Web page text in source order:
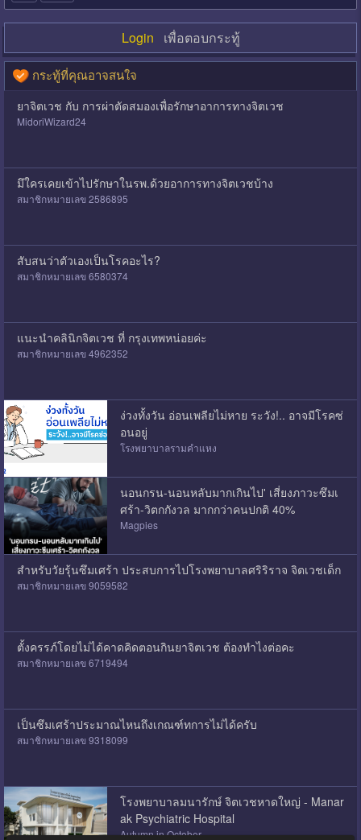
Login เพื่อตอบกระทู้
กระทู้ที่คุณอาจสนใจ
ยาจิตเวช กับ การผ่าตัดสมองเพื่อรักษาอาการทางจิตเวช
MidoriWizard24
มึใครเคยเข้าไปรักษาในรพ.ด้วยอาการทางจิตเวชบ้าง
สมาชิกหมายเลข 2586895
สับสนว่าตัวเองเป็นโรคอะไร?
สมาชิกหมายเลข 6580374
แนะนำคลินิกจิตเวช ที่ กรุงเทพหน่อยค่ะ
สมาชิกหมายเลข 4962352
ง่วงทั้งวัน อ่อนเพลียไม่หาย ระวัง!.. อาจมีโรคซ่
อนอยู่
โรงพยาบาลรามคำแหง
นอนกรน-นอนหลับมากเกินไป' เสี่ยงภาวะซึมเ
ศร้า-วิตกกังวล มากกว่าคนปกติ 40%
Magpies
สำหรับวัยรุ้นซึมเศร้า ประสบการไปโรงพยาบาลศริริราจ จิตเวชเด็ก
สมาชิกหมายเลข 9059582
ตั้งครรภ์โดยไม่ได้คาดคิดตอนกินยาจิตเวช ต้องทำไงต่อคะ
สมาชิกหมายเลข 6719494
เป็นซึมเศร้าประมาณไหนถึงเกณฑ์ทการไม่ได้ครับ
สมาชิกหมายเลข 9318099
โรงพยาบาลมนารักษ์ จิตเวชหาดใหญ่ - Manar
ak Psychiatric Hospital
Autumn in October